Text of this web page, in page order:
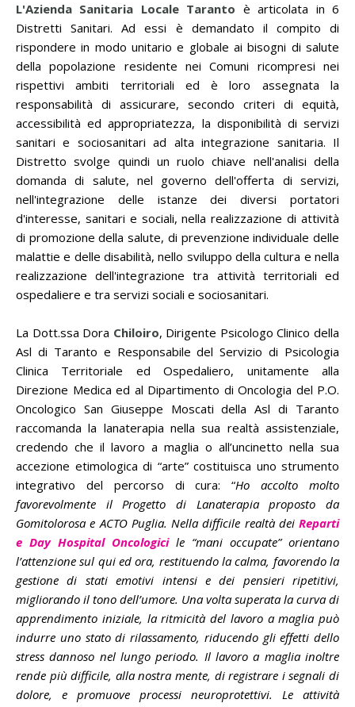
L'Azienda Sanitaria Locale Taranto è articolata in 6
Distretti Sanitari. Ad essi è demandato il compito di
rispondere in modo unitario e globale ai bisogni di salute
della popolazione residente nei Comuni ricompresi nei
rispettivi ambiti territoriali ed è loro assegnata la
responsabilità di assicurare, secondo criteri di equità,
accessibilità ed appropriatezza, la disponibilità di servizi
sanitari e sociosanitari ad alta integrazione sanitaria. Il
Distretto svolge quindi un ruolo chiave nell'analisi della
domanda di salute, nel governo dell'offerta di servizi,
nell'integrazione delle istanze dei diversi portatori
d'interesse, sanitari e sociali, nella realizzazione di attività
di promozione della salute, di prevenzione individuale delle
malattie e delle disabilità, nello sviluppo della cultura e nella
realizzazione dell'integrazione tra attività territoriali ed
ospedaliere e tra servizi sociali e sociosanitari.
La Dott.ssa Dora Chiloiro, Dirigente Psicologo Clinico della
Asl di Taranto e Responsabile del Servizio di Psicologia
Clinica Territoriale ed Ospedaliero, unitamente alla
Direzione Medica ed al Dipartimento di Oncologia del P.O.
Oncologico San Giuseppe Moscati della Asl di Taranto
raccomanda la lanaterapia nella sua realtà assistenziale,
credendo che il lavoro a maglia o all’uncinetto nella sua
accezione etimologica di “arte” costituisca uno strumento
integrativo del percorso di cura: “Ho accolto molto
favorevolmente il Progetto di Lanaterapia proposto da
Gomitolorosa e ACTO Puglia. Nella difficile realtà dei Reparti
e Day Hospital Oncologicile “mani occupate” orientano
l’attenzione sul qui ed ora, restituendo la calma, favorendo la
gestione di stati emotivi intensi e dei pensieri ripetitivi,
migliorando il tono dell’umore. Una volta superata la curva di
apprendimento iniziale, la ritmicità del lavoro a maglia può
indurre uno stato di rilassamento, riducendo gli effetti dello
stress dannoso nel lungo periodo. Il lavoro a maglia inoltre
rende più difficile, alla nostra mente, di registrare i segnali di
dolore, e promuove processi neuroprotettivi. Le attività